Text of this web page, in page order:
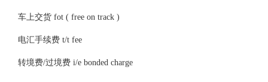
车上交货 fot ( free on track )
电汇手续费 t/t fee
转境费/过境费 i/e bonded charge